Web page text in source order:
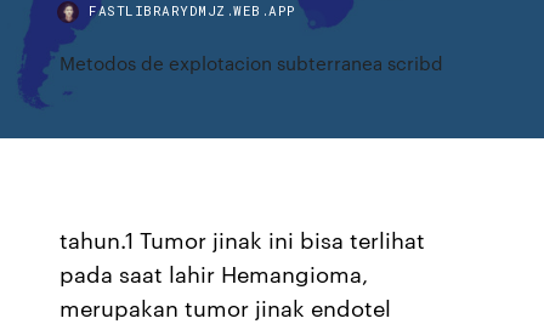
FASTLIBRARYDMJZ.WEB.APP
Metodos de explotacion subterranea scribd
tahun.1 Tumor jinak ini bisa terlihat
pada saat lahir Hemangioma,
merupakan tumor jinak endotel